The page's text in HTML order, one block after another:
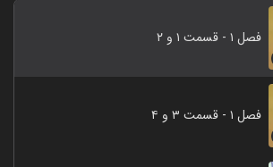
فصل ۱ - قسمت ۱ و ۲
فصل ۱ - قسمت ۳ و ۴